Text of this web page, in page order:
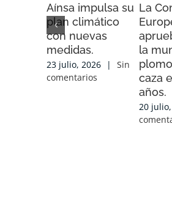
Aínsa impulsa su
plan climático
con nuevas
medidas.
23 julio, 2026 |
Sin
comentarios
La
la
caza
años.
20